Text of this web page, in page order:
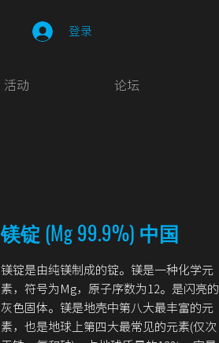
登录
活动 论坛
镁锭 (Mg 99.9%) 中国
镁锭是由纯镁制成的锭。镁是一种化学元
素，符号为Mg，原子序数为12。是闪亮的
灰色固体。镁是地壳中第八大最丰富的元
素，也是地球上第四大最常见的元素(仅次